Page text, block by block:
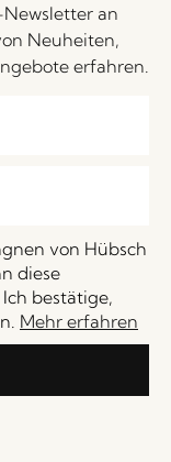
an
Neuheiten,
erfahren.
von Hübsch
diese
bestätige,
Mehr erfahren